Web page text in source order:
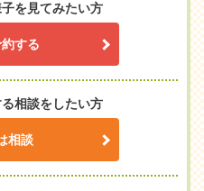
を見てみたい方
する
相談をしたい方
相談